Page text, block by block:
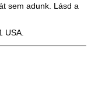
sem adunk. Lásd a
USA.